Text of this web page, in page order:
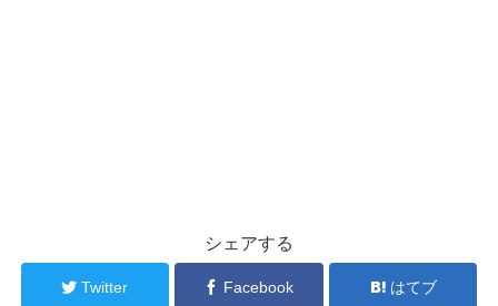
シェアする
Twitter Facebook はてブ